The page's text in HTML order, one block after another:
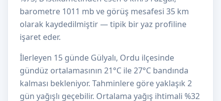
barometre 1011 mb ve görüş mesafesi 35 km
olarak kaydedilmiştir — tipik bir yaz profiline
işaret eder.
İlerleyen 15 günde Gülyalı, Ordu ilçesinde
gündüz ortalamasının 21°C ile 27°C bandında
kalması bekleniyor. Tahminlere göre yaklaşık 2
gün yağışlı geçebilir. Ortalama yağış ihtimali %32